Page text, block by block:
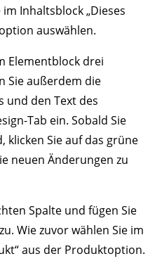
Inhaltsblock „Dieses
auswählen.
Elementblock drei
Sie außerdem die
und den Text des
Tab ein. Sobald Sie
klicken Sie auf das grüne
neuen Änderungen zu
Spalte und fügen Sie
Wie zuvor wählen Sie im
aus der Produktoption.